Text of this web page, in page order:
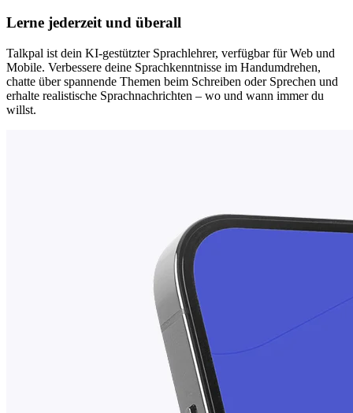
Lerne jederzeit und überall
Talkpal ist dein KI-gestützter Sprachlehrer, verfügbar für Web und
Mobile. Verbessere deine Sprachkenntnisse im Handumdrehen,
chatte über spannende Themen beim Schreiben oder Sprechen und
erhalte realistische Sprachnachrichten – wo und wann immer du
willst.